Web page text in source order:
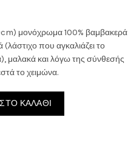
μονόχρωμα 100% βαμβακερά
που αγκαλιάζει το
μαλακά και λόγω της σύνθεσής
το χειμώνα.
ΚΑΛΆΘΙ